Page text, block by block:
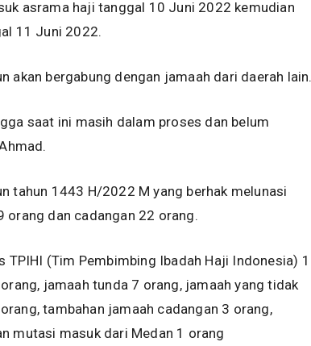
asrama haji tanggal 10 Juni 2022 kemudian
11 Juni 2022.
akan bergabung dengan jamaah dari daerah lain.
saat ini masih dalam proses dan belum
tahun 1443 H/2022 M yang berhak melunasi
orang dan cadangan 22 orang.
TPIHI (Tim Pembimbing Ibadah Haji Indonesia) 1
jamaah tunda 7 orang, jamaah yang tidak
tambahan jamaah cadangan 3 orang,
mutasi masuk dari Medan 1 orang